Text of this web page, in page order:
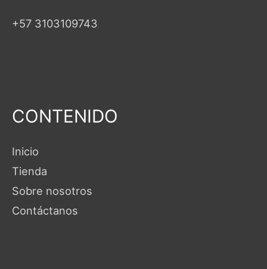
+57 3103109743
CONTENIDO
Inicio
Tienda
Sobre nosotros
Contáctanos